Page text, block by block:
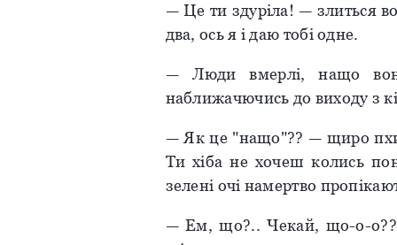
— Це ти здуріла! — злиться
два, ось я і даю тобі одне.
— Люди вмерлі, нащо
наближачючись до виходу з
— Як це "нащо"?? — щиро
Ти хіба не хочеш колись
зелені очі намертво
— Ем, що?.. Чекай, що-о-о??